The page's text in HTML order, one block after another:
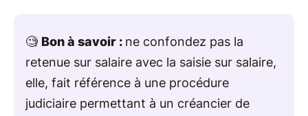
🧐 Bon à savoir : ne confondez pas la
retenue sur salaire avec la saisie sur salaire,
elle, fait référence à une procédure
judiciaire permettant à un créancier de